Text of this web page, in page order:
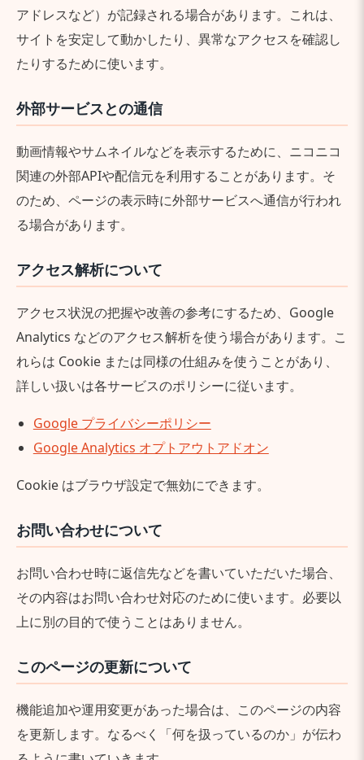
アドレスなど）が記録される場合があります。これは、
サイトを安定して動かしたり、異常なアクセスを確認し
たりするために使います。
外部サービスとの通信
動画情報やサムネイルなどを表示するために、ニコニコ
関連の外部APIや配信元を利用することがあります。そ
のため、ページの表示時に外部サービスへ通信が行われ
る場合があります。
アクセス解析について
アクセス状況の把握や改善の参考にするため、Google
Analytics などのアクセス解析を使う場合があります。こ
れらは Cookie または同様の仕組みを使うことがあり、
詳しい扱いは各サービスのポリシーに従います。
Google プライバシーポリシー
Google Analytics オプトアウトアドオン
Cookie はブラウザ設定で無効にできます。
お問い合わせについて
お問い合わせ時に返信先などを書いていただいた場合、
その内容はお問い合わせ対応のために使います。必要以
上に別の目的で使うことはありません。
このページの更新について
機能追加や運用変更があった場合は、このページの内容
を更新します。なるべく「何を扱っているのか」が伝わ